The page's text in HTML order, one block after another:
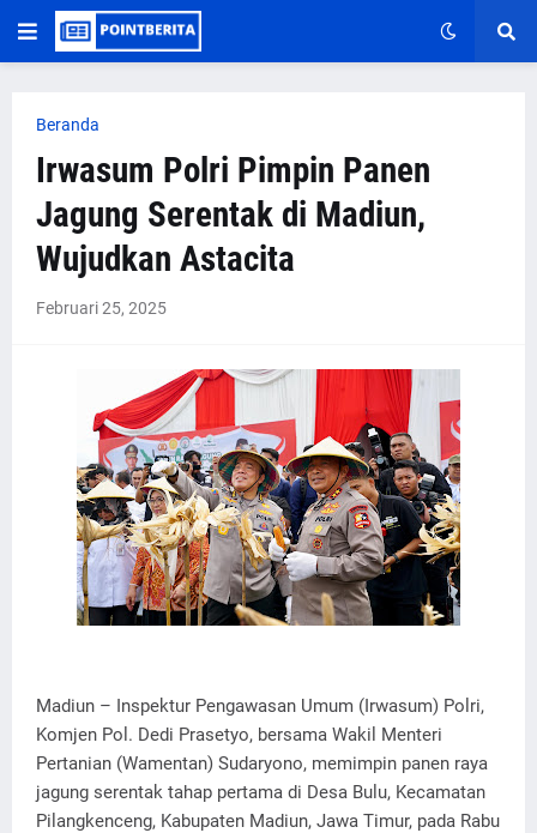
Beranda
Irwasum Polri Pimpin Panen
Jagung Serentak di Madiun,
Wujudkan Astacita
Februari 25, 2025
Madiun – Inspektur Pengawasan Umum (Irwasum) Polri,
Komjen Pol. Dedi Prasetyo, bersama Wakil Menteri
Pertanian (Wamentan) Sudaryono, memimpin panen raya
jagung serentak tahap pertama di Desa Bulu, Kecamatan
Pilangkenceng, Kabupaten Madiun, Jawa Timur, pada Rabu